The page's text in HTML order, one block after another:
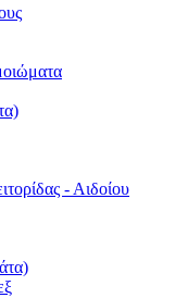
- Αιδοίου